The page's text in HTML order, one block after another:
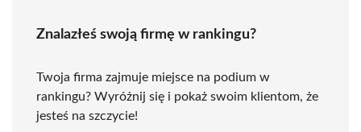
Znalazłeś swoją firmę w rankingu?
Twoja firma zajmuje miejsce na podium w
rankingu? Wyróżnij się i pokaż swoim klientom, że
jesteś na szczycie!